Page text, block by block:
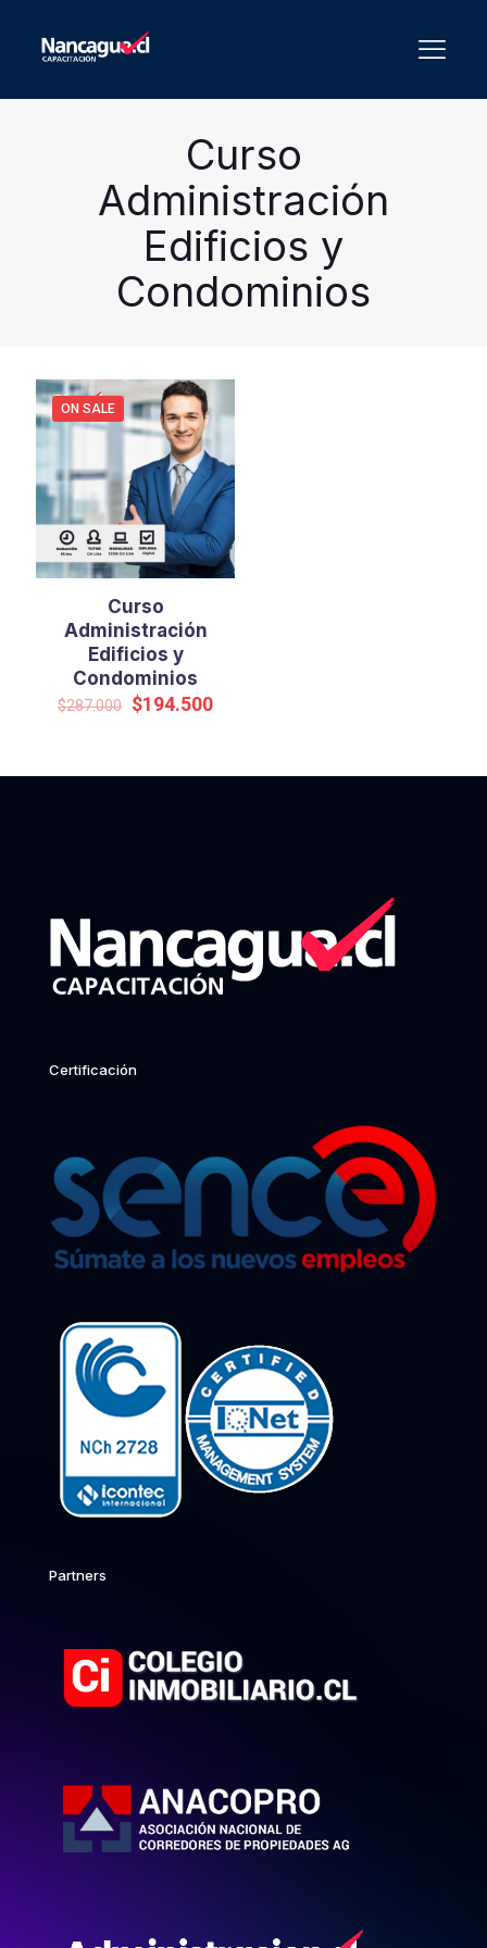
Curso
Administración
Edificios y
Condominios
ON SALE
Curso
Administración
Edificios y
Condominios
$287.000 Original
$194.500Current
Certificación
Partners